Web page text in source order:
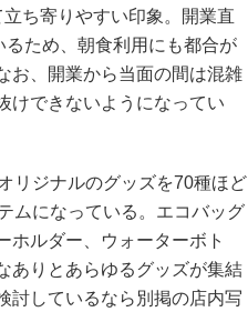
ち寄りやすい印象。開業直
ため、朝食利用にも都合が
お、開業から当面の間は混雑
けできないようになってい
リジナルのグッズを70種ほど
ムになっている。エコバッグ
ホルダー、ウォーターボト
ありとあらゆるグッズが集結
討しているなら別掲の店内写